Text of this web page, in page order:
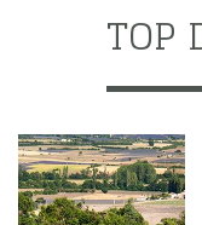
TOP